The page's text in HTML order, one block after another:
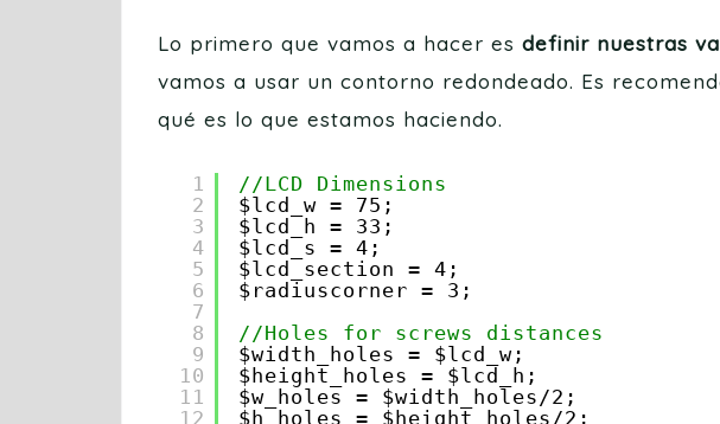
Lo primero que vamos a hacer es definir nuestras
vamos a usar un contorno redondeado. Es
qué es lo que estamos haciendo.
1
2
3
4
5
6
7
8
9
10
11
12
//LCD Dimensions
$lcd_w = 75;
$lcd_h = 33;
$lcd_s = 4;
$lcd_section = 4;
$radiuscorner = 3;
//Holes for screws distances
$width_holes = $lcd_w;
$height_holes = $lcd_h;
$w_holes = $width_holes/2;
$h_holes = $height_holes/2;